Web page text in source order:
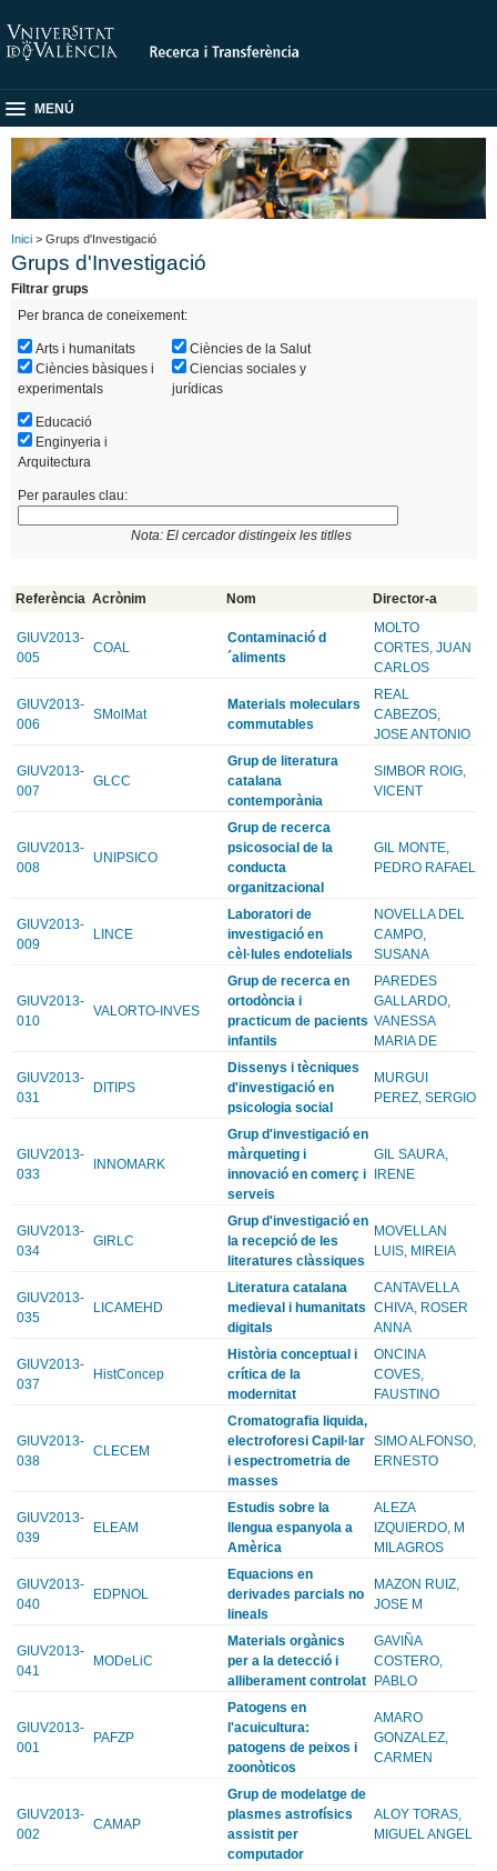
MENÚ
Inici > Grups d'Investigació
Grups d'Investigació
Filtrar grups
Per branca de coneixement:
Arts i humanitats
Ciències bàsiques i
experimentals
Ciències de la Salut
Ciencias sociales y
jurídicas
Educació
Enginyeria i
Arquitectura
Per paraules clau:
Nota: El cercador distingeix les titlles
Referència Acrònim Nom Director-a
GIUV2013-
005
COAL
Contaminació d
´aliments
MOLTO
CORTES, JUAN
CARLOS
GIUV2013-
006
SMolMat
Materials moleculars
commutables
REAL
CABEZOS,
JOSE ANTONIO
GIUV2013-
007
GLCC
Grup de literatura
catalana
contemporània
SIMBOR ROIG,
VICENT
GIUV2013-
008
UNIPSICO
Grup de recerca
psicosocial de la
conducta
organitzacional
GIL MONTE,
PEDRO RAFAEL
GIUV2013-
009
LINCE
Laboratori de
investigació en
cèl·lules endotelials
NOVELLA DEL
CAMPO,
SUSANA
GIUV2013-
010
VALORTO-INVES
Grup de recerca en
ortodòncia i
practicum de pacients
infantils
PAREDES
GALLARDO,
VANESSA
MARIA DE
GIUV2013-
031
DITIPS
Dissenys i tècniques
d'investigació en
psicologia social
MURGUI
PEREZ, SERGIO
GIUV2013-
033
INNOMARK
Grup d'investigació en
màrqueting i
innovació en comerç i
serveis
GIL SAURA,
IRENE
GIUV2013-
034
GIRLC
Grup d'investigació en
la recepció de les
literatures clàssiques
MOVELLAN
LUIS, MIREIA
GIUV2013-
035
LICAMEHD
Literatura catalana
medieval i humanitats
digitals
CANTAVELLA
CHIVA, ROSER
ANNA
GIUV2013-
037
HistConcep
Història conceptual i
crítica de la
modernitat
ONCINA
COVES,
FAUSTINO
GIUV2013-
038
CLECEM
Cromatografia liquida,
electroforesi Capil·lar
i espectrometria de
masses
SIMO ALFONSO,
ERNESTO
GIUV2013-
039
ELEAM
Estudis sobre la
llengua espanyola a
Amèrica
ALEZA
IZQUIERDO, M
MILAGROS
GIUV2013-
040
EDPNOL
Equacions en
derivades parcials no
lineals
MAZON RUIZ,
JOSE M
GIUV2013-
041
MODeLiC
Materials orgànics
per a la detecció i
alliberament controlat
GAVIÑA
COSTERO,
PABLO
GIUV2013-
001
PAFZP
Patogens en
l'acuicultura:
patogens de peixos i
zoonòticos
AMARO
GONZALEZ,
CARMEN
GIUV2013-
002
CAMAP
Grup de modelatge de
plasmes astrofísics
assistit per
computador
ALOY TORAS,
MIGUEL ANGEL